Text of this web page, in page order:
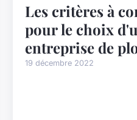
Les critères à
pour le choix
entreprise de
19 décembre 2022